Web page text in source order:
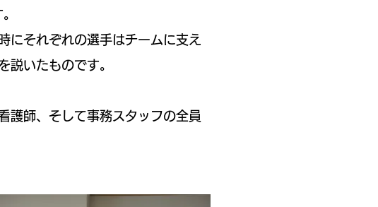
にそれぞれの選手はチームに支え
説いたものです。
護師、そして事務スタッフの全員